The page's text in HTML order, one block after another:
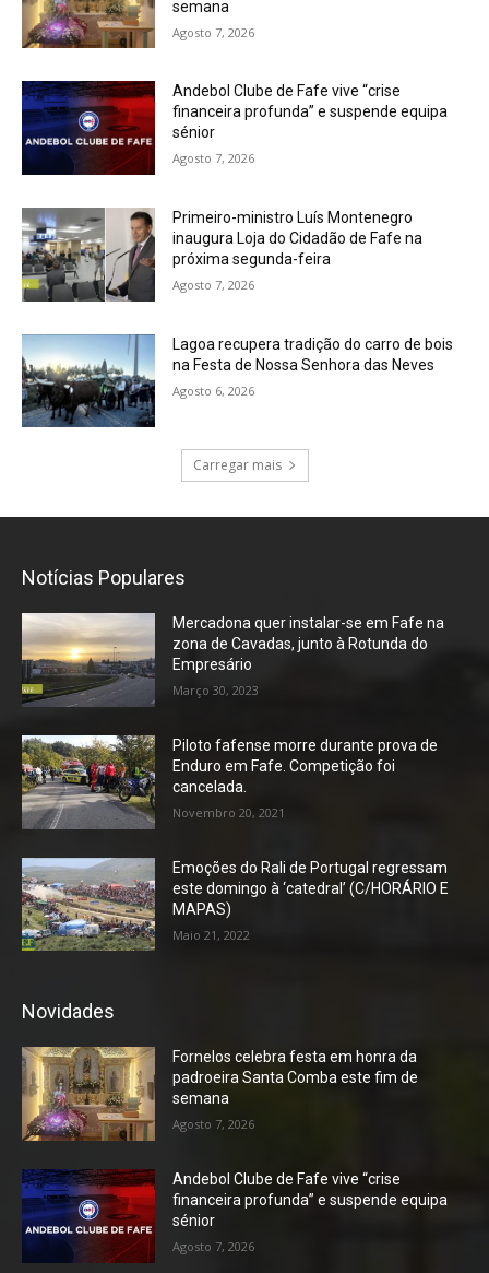
semana
Agosto 7, 2026
Andebol Clube de Fafe vive “crise
financeira profunda” e suspende equipa
sénior
Agosto 7, 2026
Primeiro-ministro Luís Montenegro
inaugura Loja do Cidadão de Fafe na
próxima segunda-feira
Agosto 7, 2026
Lagoa recupera tradição do carro de bois
na Festa de Nossa Senhora das Neves
Agosto 6, 2026
Carregar mais
Notícias Populares
Mercadona quer instalar-se em Fafe na
zona de Cavadas, junto à Rotunda do
Empresário
Março 30, 2023
Piloto fafense morre durante prova de
Enduro em Fafe. Competição foi
cancelada.
Novembro 20, 2021
Emoções do Rali de Portugal regressam
este domingo à ‘catedral’ (C/HORÁRIO E
MAPAS)
Maio 21, 2022
Novidades
Fornelos celebra festa em honra da
padroeira Santa Comba este fim de
semana
Agosto 7, 2026
Andebol Clube de Fafe vive “crise
financeira profunda” e suspende equipa
sénior
Agosto 7, 2026